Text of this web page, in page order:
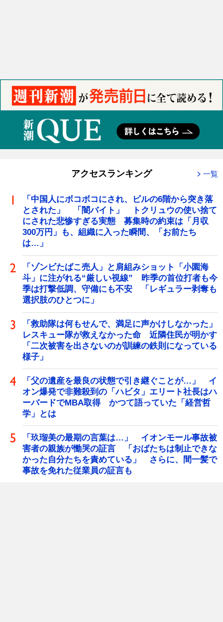
アクセスランキング 一覧
「中国人にボコボコにされ、ビルの6階から突き落
とされた」 「闇バイト」 トクリュウの使い捨て
にされた悲惨すぎる実態 募集時の約束は「月収
300万円」も、組織に入った瞬間、「お前たち
は…」
「ゾンビたばこ売人」と肩組みショット「小園海
斗」に注がれる“厳しい視線” 昨季の首位打者も今
季は打撃低調、守備にも不安 「レギュラー剥奪も
選択肢のひとつに」
「救助隊は何もせんで、満足に声かけしなかった」
レスキュー隊が救えなかった命 近隣住民が明かす
「二次被害を出さないのが訓練の鉄則になっている
様子」
「父の遺産を最良の状態で引き継ぐことが…」 イ
オン爆発で非難殺到の「ハビタ」エリート社長はハ
ーバードでMBA取得 かつて語っていた「経営哲
学」とは
「玖瑠美の最期の言葉は…」 イオンモール事故被
害者の親族が慟哭の証言 「おばたちは制止できな
かった自分たちを責めている」 さらに、間一髪で
事故を免れた従業員の証言も